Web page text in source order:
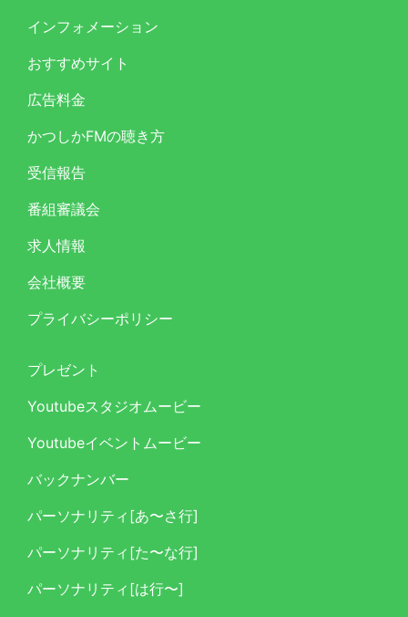
インフォメーション
おすすめサイト
広告料金
かつしかFMの聴き方
受信報告
番組審議会
求人情報
会社概要
プライバシーポリシー
プレゼント
Youtubeスタジオムービー
Youtubeイベントムービー
バックナンバー
パーソナリティ[あ〜さ行]
パーソナリティ[た〜な行]
パーソナリティ[は行〜]